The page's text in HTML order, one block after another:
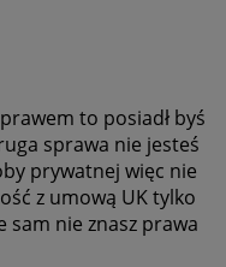
to posiadł byś
sprawa nie jesteś
prywatnej więc nie
z umową UK tylko
sam nie znasz prawa